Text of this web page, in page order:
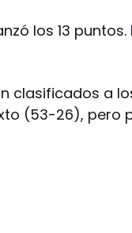
los 13
clasificados a
(53-26), pero